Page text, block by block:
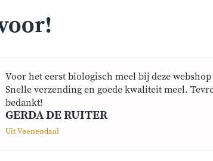
Voor het eerst biologisch meel bij deze
Snelle verzending en goede kwaliteit meel.
bedankt!
GERDA DE RUITER
Uit Veenendaal